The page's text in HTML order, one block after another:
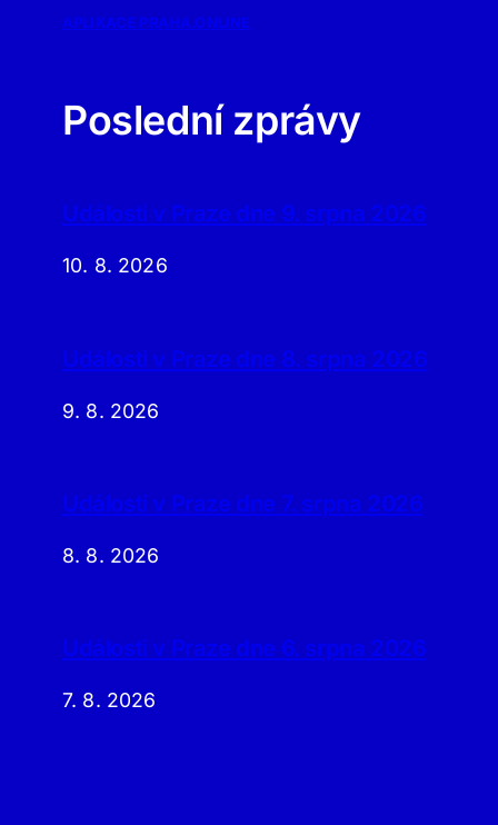
APLIKACE PRAHA.ONLINE
Poslední zprávy
Události v Praze dne 9. srpna 2026
10. 8. 2026
Události v Praze dne 8. srpna 2026
9. 8. 2026
Události v Praze dne 7. srpna 2026
8. 8. 2026
Události v Praze dne 6. srpna 2026
7. 8. 2026